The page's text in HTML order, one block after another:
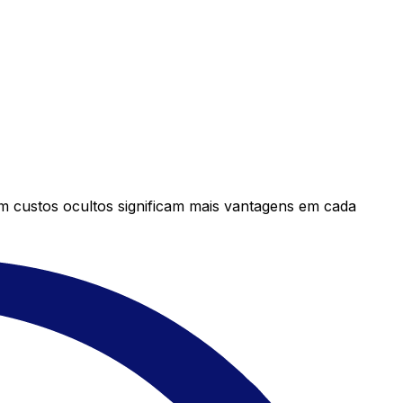
ocultos significam mais vantagens em cada